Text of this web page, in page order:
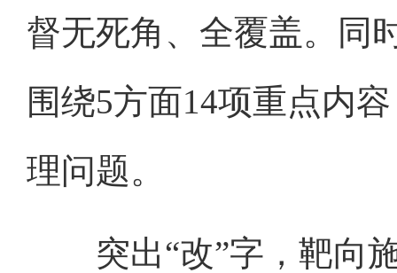
督无死角、全覆盖。同
围绕5方面14项重点内
理问题。
突出“改”字，靶向施